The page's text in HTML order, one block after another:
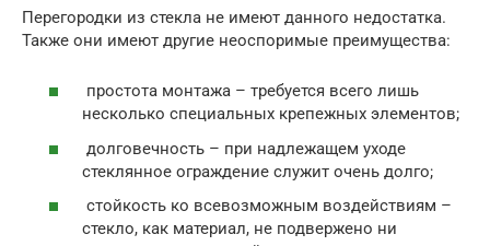
Перегородки из стекла не имеют данного недостатка.
Также они имеют другие неоспоримые преимущества:
простота монтажа – требуется всего лишь
несколько специальных крепежных элементов;
долговечность – при надлежащем уходе
стеклянное ограждение служит очень долго;
стойкость ко всевозможным воздействиям –
стекло, как материал, не подвержено ни